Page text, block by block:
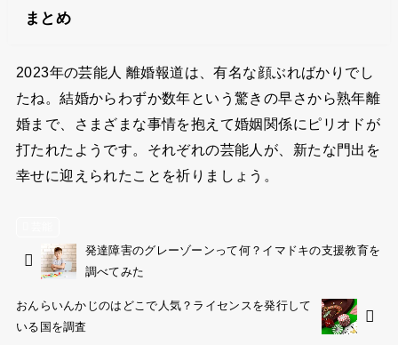
まとめ
2023年の芸能人 離婚報道は、有名な顔ぶればかりでし
たね。結婚からわずか数年という驚きの早さから熟年離
婚まで、さまざまな事情を抱えて婚姻関係にピリオドが
打たれたようです。それぞれの芸能人が、新たな門出を
幸せに迎えられたことを祈りましょう。
発達障害のグレーゾーンって何？イマドキの支援教育を
調べてみた
おんらいんかじのはどこで人気？ライセンスを発行して
いる国を調査